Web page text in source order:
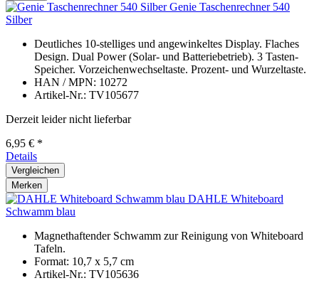
Genie Taschenrechner 540
Silber
Deutliches 10-stelliges und angewinkeltes Display. Flaches
Design. Dual Power (Solar- und Batteriebetrieb). 3 Tasten-
Speicher. Vorzeichenwechseltaste. Prozent- und Wurzeltaste.
HAN / MPN: 10272
Artikel-Nr.: TV105677
Derzeit leider nicht lieferbar
6,95 € *
Details
Vergleichen
Merken
DAHLE Whiteboard
Schwamm blau
Magnethaftender Schwamm zur Reinigung von Whiteboard
Tafeln.
Format: 10,7 x 5,7 cm
Artikel-Nr.: TV105636